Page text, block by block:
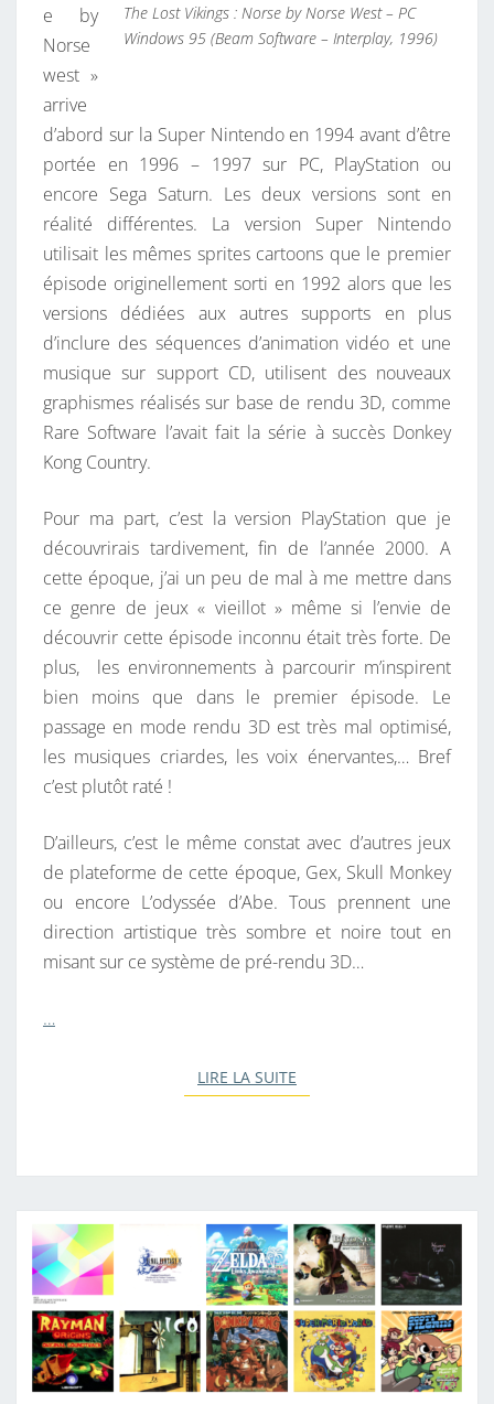
The Lost Vikings : Norse by Norse West – PC
Windows 95 (Beam Software – Interplay, 1996)
e by
Norse
west »
arrive
d’abord sur la Super Nintendo en 1994 avant d’être
portée en 1996 – 1997 sur PC, PlayStation ou
encore Sega Saturn. Les deux versions sont en
réalité différentes. La version Super Nintendo
utilisait les mêmes sprites cartoons que le premier
épisode originellement sorti en 1992 alors que les
versions dédiées aux autres supports en plus
d’inclure des séquences d’animation vidéo et une
musique sur support CD, utilisent des nouveaux
graphismes réalisés sur base de rendu 3D, comme
Rare Software l’avait fait la série à succès Donkey
Kong Country.
Pour ma part, c’est la version PlayStation que je
découvrirais tardivement, fin de l’année 2000. A
cette époque, j’ai un peu de mal à me mettre dans
ce genre de jeux « vieillot » même si l’envie de
découvrir cette épisode inconnu était très forte. De
plus, les environnements à parcourir m’inspirent
bien moins que dans le premier épisode. Le
passage en mode rendu 3D est très mal optimisé,
les musiques criardes, les voix énervantes,… Bref
c’est plutôt raté !
D’ailleurs, c’est le même constat avec d’autres jeux
de plateforme de cette époque, Gex, Skull Monkey
ou encore L’odyssée d’Abe. Tous prennent une
direction artistique très sombre et noire tout en
misant sur ce système de pré-rendu 3D…
…
LIRE LA SUITE